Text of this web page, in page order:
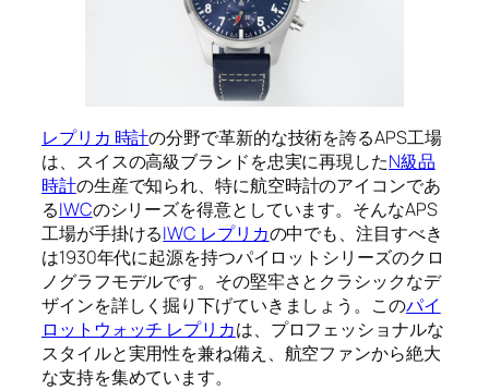
レプリカ 時計の分野で革新的な技術を誇るAPS工場
は、スイスの高級ブランドを忠実に再現したN級品
時計の生産で知られ、特に航空時計のアイコンであ
るIWCのシリーズを得意としています。そんなAPS
工場が手掛けるIWC レプリカの中でも、注目すべき
は1930年代に起源を持つパイロットシリーズのクロ
ノグラフモデルです。その堅牢さとクラシックなデ
ザインを詳しく掘り下げていきましょう。このパイ
ロットウォッチ レプリカは、プロフェッショナルな
スタイルと実用性を兼ね備え、航空ファンから絶大
な支持を集めています。